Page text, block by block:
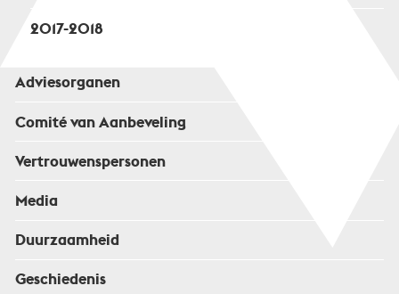
2017-2018
Adviesorganen
Comité van Aanbeveling
Vertrouwenspersonen
Media
Duurzaamheid
Geschiedenis